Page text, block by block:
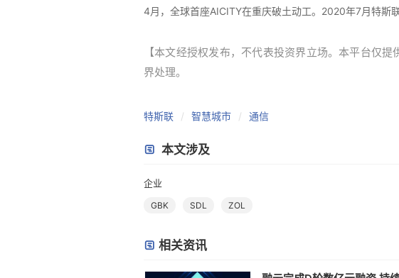
4月，全球首座AICITY在重庆破土动工。2020年7月特斯
【本文经授权发布，不代表投资界立场。本平台仅
界处理。
特斯联 智慧城市 通信
本文涉及
企业
GBK SDL ZOL
相关资讯